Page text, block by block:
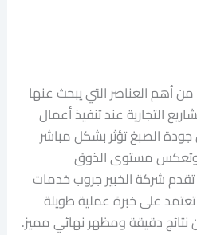
أهم العناصر التي يبحث عنها
التجارية عند تنفيذ أعمال
جودة الصبغ تؤثر بشكل مباشر
وتعكس مستوى الذوق
تقدم شركة الخبير جروب خدمات
على خبرة عملية طويلة
نتائج دقيقة ومظهر نهائي مميز.